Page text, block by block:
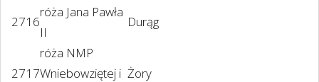
2716
róża Jana Pawła
II
Durąg
2717
róża NMP
Wniebowziętej i Żory